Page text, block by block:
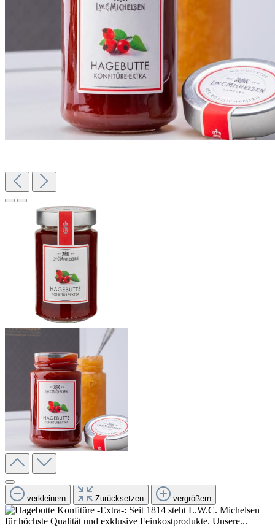
verkleinern Zurücksetzen vergrößern